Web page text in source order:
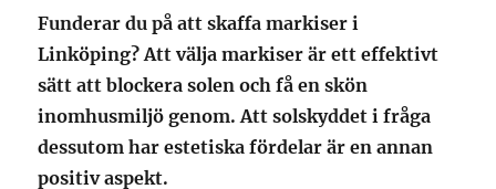
Funderar du på att skaffa markiser i
Linköping? Att välja markiser är ett effektivt
sätt att blockera solen och få en skön
inomhusmiljö genom. Att solskyddet i fråga
dessutom har estetiska fördelar är en annan
positiv aspekt.